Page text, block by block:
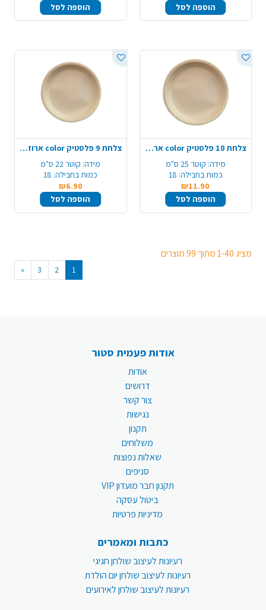
הוספה לסל
הוספה לסל
צלחת 10 פלסטיק color ארוז 18 יח' - קרם
מידה: קוטר 25 ס"מ
כמות בחבילה: 18
₪11.90
הוספה לסל
צלחת 9 פלסטיק color ארוז 18 יח'- קרם
מידה: קוטר 22 ס"מ
כמות בחבילה: 18
₪6.90
הוספה לסל
מציג 1-40 מתוך 99 מוצרים
1
2
3
»
אודות פעמית סטור
אודות
דרושים
צור קשר
נגישות
תקנון
משלוחים
שאלות נפוצות
סניפים
תקנון חבר מועדון VIP
ביטול עסקה
מדיניות פרטיות
כתבות ומאמרים
רעיונות לעיצוב שולחן חגיגי
רעיונות לעיצוב שולחן יום הולדת
רעיונות לעיצוב שולחן לאירועים